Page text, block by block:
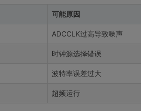
可能原因
ADCCLK过高导致噪声
时钟源选择错误
波特率误差过大
超频运行